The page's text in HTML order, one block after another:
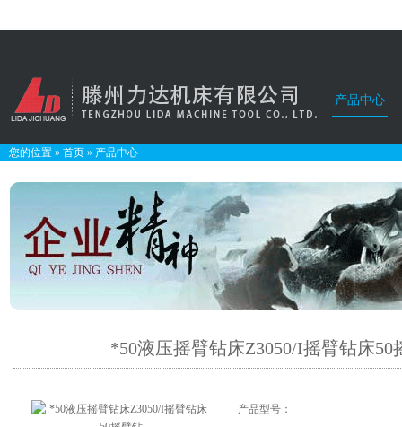
产品中心
您的位置 » 首页 » 产品中心
*50液压摇臂钻床Z3050/I摇臂钻床50
产品型号：